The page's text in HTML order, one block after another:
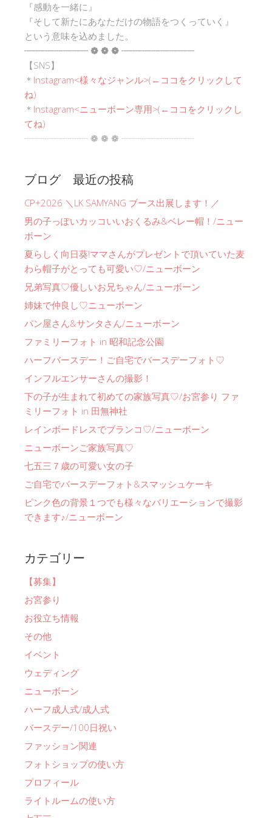
『感動を一緒に』
『そして新たにあなただけの物語をつくっていく』
という意味を込めました。
┈┈┈┈┈┈┈ ❁ ❁ ❁ ┈┈┈┈┈┈┈┈
【SNS】
＊ Instagram<様々なジャンル>(←ココをクリックして
ね)
＊ Instagram<ニューボーン専用>(←ココをクリックし
てね)
┈┈┈┈┈┈┈ ❁ ❁ ❁ ┈┈┈┈┈┈┈┈
ブログ 最近の投稿
CP+2026 ＼LK SAMYANG ブース出展します！／
男の子っぽいカッコいいおくるみ&ベレー帽！/ニュー
ボーン
夏らしく向日葵!ママさんがプレゼントで頂いていた麦
わら帽子がとっても可愛い♡/ニューボーン
兄弟写真♡優しいお兄ちゃん/ニューボーン
姉妹で仲良し♡ニューボーン
パン屋さん&サンタさん/ニューボーン
ファミリーフォト in 昭和記念公園
ハーフバースデー！ご自宅でバースデーフォト♡
インフルエンサーさんの撮影！
下の子が生まれて初めての家族写真♡/お宮参り ファ
ミリーフォト in 田無神社
レインボードレスでブランコ♡/ニューボーン
ニューボーンご家族写真♡
七五三７歳の可愛い女の子
ご自宅でバースデーフォト&スマッシュケーキ
ピンク色の背景１つでも様々なバリエーションで撮影
できます♪/ニューボーン
カテゴリー
【募集】
お宮参り
お役立ち情報
その他
イベント
ウェディング
ニューボーン
ハーフ成人式/成人式
バースデー/100日祝い
ファッション関連
フォトショップの使い方
プロフィール
ライトルームの使い方